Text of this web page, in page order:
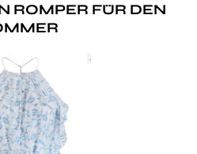
ROMPER FÜR DEN